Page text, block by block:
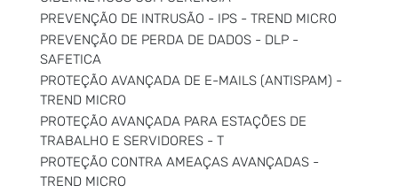
PREVENÇÃO DE INTRUSÃO - IPS - TREND MICRO
PREVENÇÃO DE PERDA DE DADOS - DLP -
SAFETICA
PROTEÇÃO AVANÇADA DE E-MAILS (ANTISPAM) -
TREND MICRO
PROTEÇÃO AVANÇADA PARA ESTAÇÕES DE
TRABALHO E SERVIDORES - T
PROTEÇÃO CONTRA AMEAÇAS AVANÇADAS -
TREND MICRO